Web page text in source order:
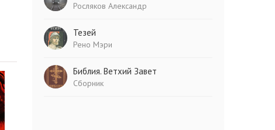
Росляков Александр
Тезей
Рено Мэри
Библия. Ветхий Завет
Сборник